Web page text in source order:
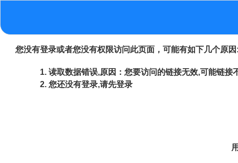
您没有登录或者您没有权限访问此页面，可能有如下几个原因:
读取数据错误,原因：您要访问的链接无效,可能链接
您还没有登录,请先登录